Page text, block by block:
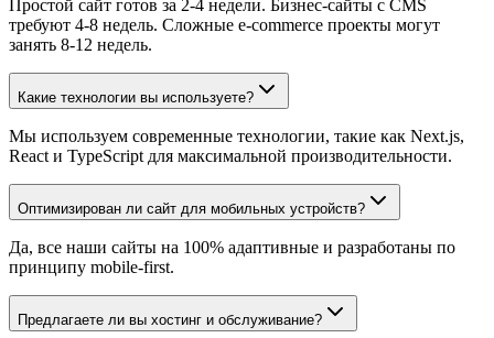
Простой сайт готов за 2-4 недели. Бизнес-сайты с CMS
требуют 4-8 недель. Сложные e-commerce проекты могут
занять 8-12 недель.
Какие технологии вы используете?
Мы используем современные технологии, такие как Next.js,
React и TypeScript для максимальной производительности.
Оптимизирован ли сайт для мобильных устройств?
Да, все наши сайты на 100% адаптивные и разработаны по
принципу mobile-first.
Предлагаете ли вы хостинг и обслуживание?